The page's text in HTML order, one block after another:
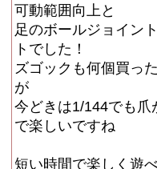
可動範囲向上と
足のボールジョイン
トでした！
ズゴックも何個買っ
が
今どきは1/144でも
で楽しいですね
短い時間で楽しく遊